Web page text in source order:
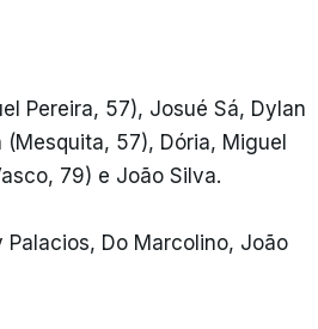
Pereira, 57), Josué Sá, Dylan
57), Dória, Miguel
79) e João Silva.
Do Marcolino, João